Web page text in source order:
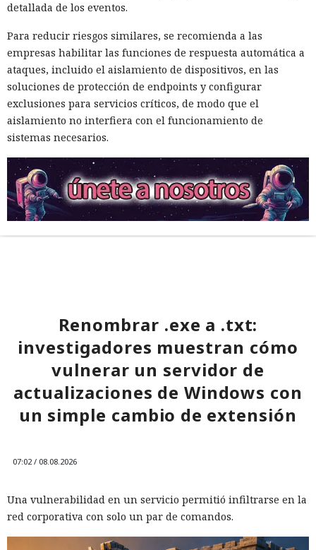
detallada de los eventos.
Para reducir riesgos similares, se recomienda a las
empresas habilitar las funciones de respuesta automática a
ataques, incluido el aislamiento de dispositivos, en las
soluciones de protección de endpoints y configurar
exclusiones para servicios críticos, de modo que el
aislamiento no interfiera con el funcionamiento de
sistemas necesarios.
Renombrar .exe a .txt:
investigadores muestran cómo
vulnerar un servidor de
actualizaciones de Windows con
un simple cambio de extensión
07:02 / 08.08.2026
Una vulnerabilidad en un servicio permitió infiltrarse en la
red corporativa con solo un par de comandos.